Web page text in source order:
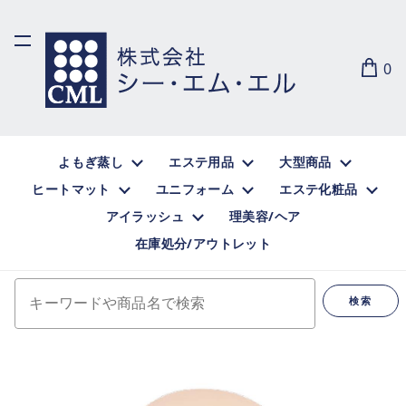
0
よもぎ蒸し エステ用品
大型商品
ヒートマット
ユニフォーム
エステ化粧品
アイラッシュ
理美容/ヘア
在庫処分/アウトレット
検索